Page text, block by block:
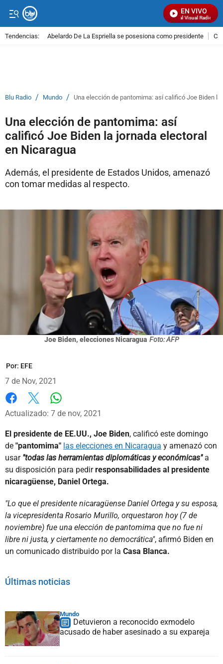
EN VIVO
Señal Visual Radio
Tendencias: Abelardo De La Espriella se posesiona como presidente
Blu Radio / Mundo / Una elección de pantomima: así calificó Joe Biden
Una elección de pantomima: así
calificó Joe Biden la jornada electoral
en Nicaragua
Además, el presidente de Estados Unidos, amenazó
con tomar medidas al respecto.
Joe Biden, elecciones Nicaragua Foto: AFP
Por: EFE
7 de Nov, 2021
Facebook
X
Actualizado: 7 de nov, 2021
El presidente de EE.UU., Joe Biden, calificó este domingo
de "pantomima" las elecciones en Nicaragua y amenazó con
usar"todas las herramientas diplomáticas y económicas"a
su disposición para pedirresponsabilidades al presidente
nicaragüense, Daniel Ortega.
"Lo que el presidente nicaragüense Daniel Ortega y su esposa,
la vicepresidenta Rosario Murillo, orquestaron hoy (7 de
noviembre) fue una elección de pantomima que no fue ni
libre ni justa, y ciertamente no democrática", afirmó Biden en
un comunicado distribuido por la Casa Blanca.
Últimas noticias
Mundo
Detuvieron a reconocido exmodelo
acusado de haber asesinado a su expareja